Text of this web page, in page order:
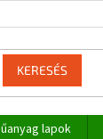
KERESÉS
lapok